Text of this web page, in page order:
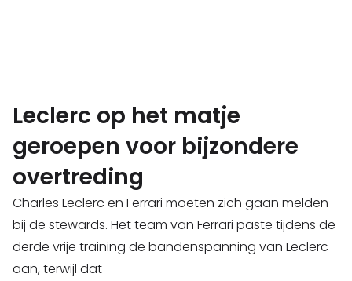
Leclerc op het matje
geroepen voor bijzondere
overtreding
Charles Leclerc en Ferrari moeten zich gaan melden
bij de stewards. Het team van Ferrari paste tijdens de
derde vrije training de bandenspanning van Leclerc
aan, terwijl dat